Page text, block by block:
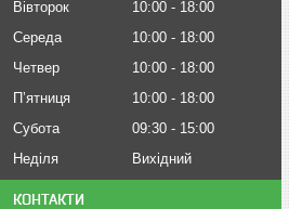
Вівторок
10:00
18:00
Середа
10:00
18:00
Четвер
10:00
18:00
Пʼятниця
10:00
18:00
Субота
09:30
15:00
Неділя
Вихідний
КОНТАКТИ